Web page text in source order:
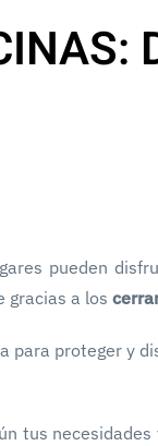
pueden
gracias a los
para proteger y
tus